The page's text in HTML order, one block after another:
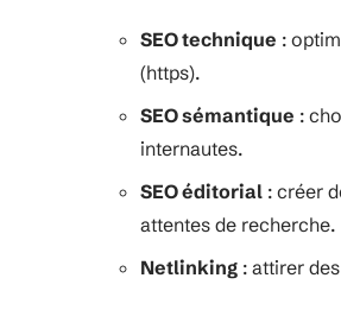
SEO technique :
(https).
SEO sémantique :
internautes.
SEO éditorial : créer
attentes de recherche.
Netlinking : attirer